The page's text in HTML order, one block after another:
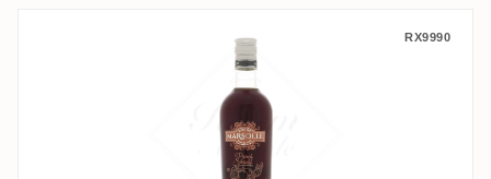
Domaine de Séverin Marsolle - Punch
RX9990